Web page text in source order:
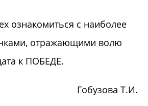
ознакомиться с наиболее
отражающими волю
к ПОБЕДЕ.
Гобузова Т.И.